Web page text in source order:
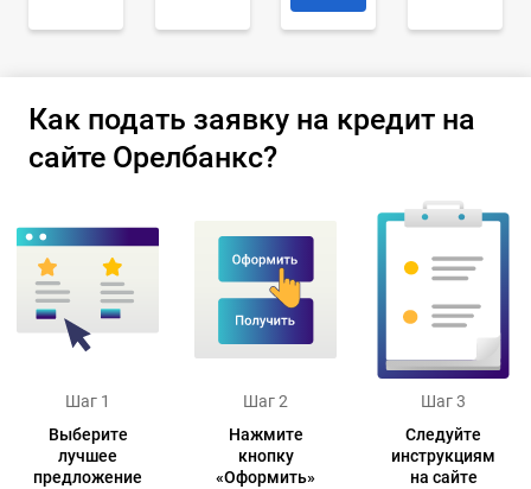
Как подать заявку на кредит на
сайте Орелбанкс?
Шаг 1
Выберите
лучшее
предложение
Шаг 2
Нажмите
кнопку
«Оформить»
Шаг 3
Следуйте
инструкциям
на сайте